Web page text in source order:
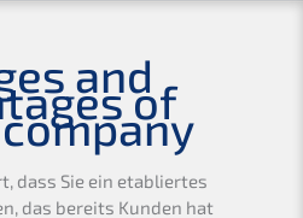
andof
dass Sie ein etablier­tes
das bereits Kunden hat